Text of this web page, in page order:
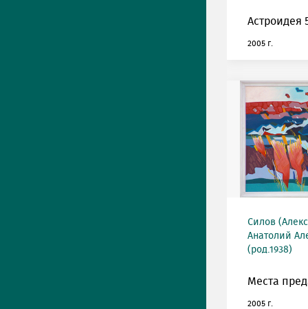
Астроидея
2005 г.
Силов
Анатолий
(род.1938)
Места
2005 г.